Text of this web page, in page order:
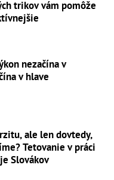
trikov vám pomôže
nezačína v
v hlave
ale len dovtedy,
Tetovanie v práci
Slovákov